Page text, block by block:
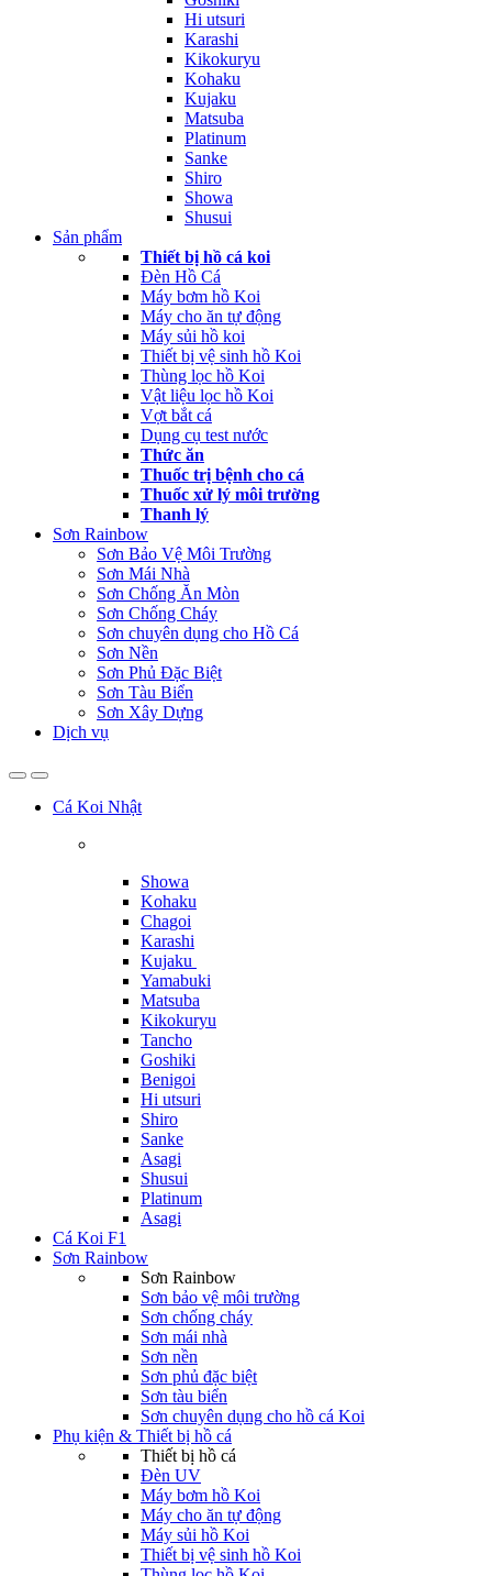
Hi utsuri
Karashi
Kikokuryu
Kohaku
Kujaku
Matsuba
Platinum
Sanke
Shiro
Showa
Shusui
Sản phẩm
Thiết bị hồ cá koi
Đèn Hồ Cá
Máy bơm hồ Koi
Máy cho ăn tự động
Máy sủi hồ koi
Thiết bị vệ sinh hồ Koi
Thùng lọc hồ Koi
Vật liệu lọc hồ Koi
Vợt bắt cá
Dụng cụ test nước
Thức ăn
Thuốc trị bệnh cho cá
Thuốc xử lý môi trường
Thanh lý
Sơn Rainbow
Sơn Bảo Vệ Môi Trường
Sơn Mái Nhà
Sơn Chống Ăn Mòn
Sơn Chống Cháy
Sơn chuyên dụng cho Hồ Cá
Sơn Nền
Sơn Phủ Đặc Biệt
Sơn Tàu Biển
Sơn Xây Dựng
Dịch vụ
Cá Koi Nhật
Showa
Kohaku
Chagoi
Karashi
Kujaku
Yamabuki
Matsuba
Kikokuryu
Tancho
Goshiki
Benigoi
Hi utsuri
Shiro
Sanke
Asagi
Shusui
Platinum
Asagi
Cá Koi F1
Sơn Rainbow
Sơn Rainbow
Sơn bảo vệ môi trường
Sơn chống cháy
Sơn mái nhà
Sơn nền
Sơn phủ đặc biệt
Sơn tàu biển
Sơn chuyên dụng cho hồ cá Koi
Phụ kiện & Thiết bị hồ cá
Thiết bị hồ cá
Đèn UV
Máy bơm hồ Koi
Máy cho ăn tự động
Máy sủi hồ Koi
Thiết bị vệ sinh hồ Koi